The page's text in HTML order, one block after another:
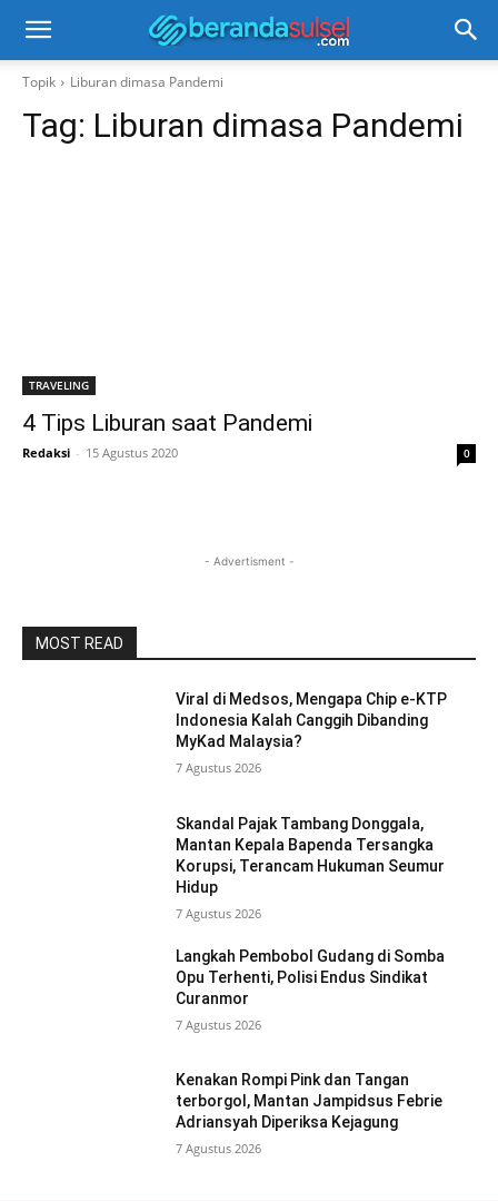
Topik Liburan dimasa Pandemi
Tag: Liburan dimasa Pandemi
TRAVELING
4 Tips Liburan saat Pandemi
Redaksi - 15 Agustus 2020 0
- Advertisment -
MOST READ
Viral di Medsos, Mengapa Chip e-KTP
Indonesia Kalah Canggih Dibanding
MyKad Malaysia?
7 Agustus 2026
Skandal Pajak Tambang Donggala,
Mantan Kepala Bapenda Tersangka
Korupsi, Terancam Hukuman Seumur
Hidup
7 Agustus 2026
Langkah Pembobol Gudang di Somba
Opu Terhenti, Polisi Endus Sindikat
Curanmor
7 Agustus 2026
Kenakan Rompi Pink dan Tangan
terborgol, Mantan Jampidsus Febrie
Adriansyah Diperiksa Kejagung
7 Agustus 2026